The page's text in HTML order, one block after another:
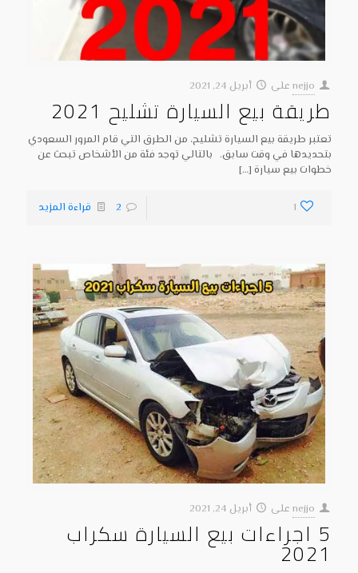
nejjo على أبريل 24, 2021
طريقة بيع السيارة تشليح 2021
تعتبر طريقة بيع السيارة تشليح، من الطرق التي قام المرور السعودي
بتحديدها في وقت سابق. بالتالي توجد فئة من الأشخاص تبحث عن
خطوات بيع سيارة […]
1
2 قراءة المزيد
nejjo على أبريل 24, 2021
5 اجراءات بيع السيارة سكراب
2021